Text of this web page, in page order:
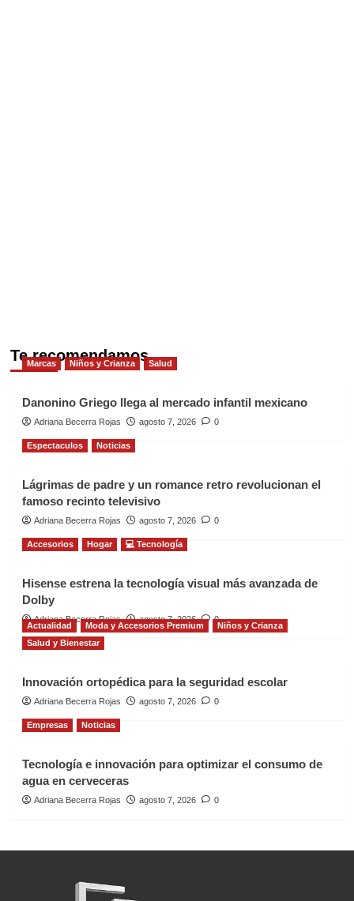
Te recomendamos
Marcas Niños y Crianza Salud
Danonino Griego llega al mercado infantil mexicano
Adriana Becerra Rojas agosto 7, 2026 0
Espectaculos Noticias
Lágrimas de padre y un romance retro revolucionan el
famoso recinto televisivo
Adriana Becerra Rojas agosto 7, 2026 0
Accesorios Hogar 💻 Tecnología
Hisense estrena la tecnología visual más avanzada de
Dolby
Adriana Becerra Rojas agosto 7, 2026 0
Actualidad Moda y Accesorios Premium
Niños y Crianza
Salud y Bienestar
Innovación ortopédica para la seguridad escolar
Adriana Becerra Rojas agosto 7, 2026 0
Empresas Noticias
Tecnología e innovación para optimizar el consumo de
agua en cerveceras
Adriana Becerra Rojas agosto 7, 2026 0